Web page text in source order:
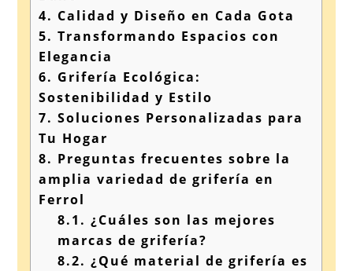
4. Calidad y Diseño en Cada Gota
5. Transformando Espacios con
Elegancia
6. Grifería Ecológica:
Sostenibilidad y Estilo
7. Soluciones Personalizadas para
Tu Hogar
8. Preguntas frecuentes sobre la
amplia variedad de grifería en
Ferrol
8.1. ¿Cuáles son las mejores
marcas de grifería?
8.2. ¿Qué material de grifería es